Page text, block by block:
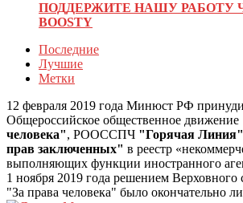
ПОДДЕРЖИТЕ НАШУ РАБОТУ
BOOSTY
Последние
Лучшие
Метки
12 февраля 2019 года Минюст РФ
Общероссийское общественное движение
человека", РООССПЧ "Горячая Линия"
прав заключенных" в реестр
выполняющих функции иностранного
1 ноября 2019 года решением
"За права человека" было окончательно